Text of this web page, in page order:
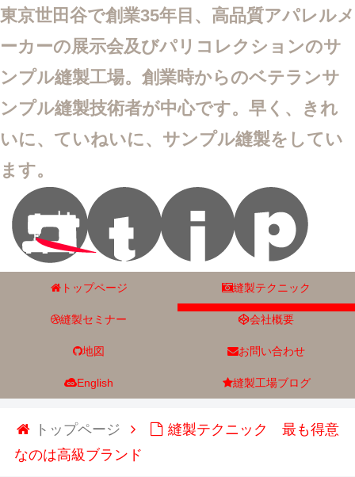
東京世田谷で創業35年目、高品質アパレルメ
ーカーの展示会及びパリコレクションのサ
ンプル縫製工場。創業時からのベテランサ
ンプル縫製技術者が中心です。早く、きれ
いに、ていねいに、サンプル縫製をしてい
ます。
トップページ 縫製テクニック
縫製セミナー 会社概要
地図 お問い合わせ
English 縫製工場ブログ
トップページ
縫製テクニック 最も得意
なのは高級ブランド